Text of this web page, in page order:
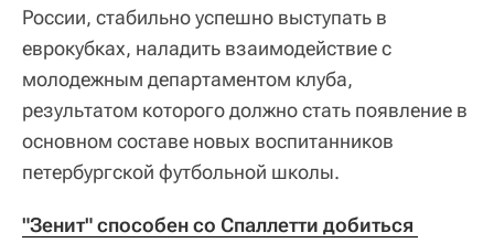
России, стабильно успешно выступать в
еврокубках, наладить взаимодействие с
молодежным департаментом клуба,
результатом которого должно стать появление в
основном составе новых воспитанников
петербургской футбольной школы.
"Зенит" способен со Спаллетти добиться